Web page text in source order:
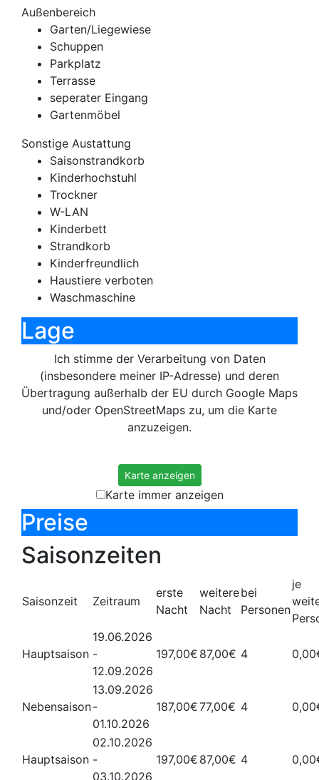
Außenbereich
Garten/Liegewiese
Schuppen
Parkplatz
Terrasse
seperater Eingang
Gartenmöbel
Sonstige Austattung
Saisonstrandkorb
Kinderhochstuhl
Trockner
W-LAN
Kinderbett
Strandkorb
Kinderfreundlich
Haustiere verboten
Waschmaschine
Lage
Ich stimme der Verarbeitung von Daten
(insbesondere meiner IP-Adresse) und deren
Übertragung außerhalb der EU durch Google Maps
und/oder OpenStreetMaps zu, um die Karte
anzuzeigen.
Karte anzeigen
Karte immer anzeigen
Preise
Saisonzeiten
Saisonzeit Zeitraum
erste
Nacht
weitere
Nacht
bei
Personen
je
Hauptsaison
19.06.2026
-
12.09.2026
197,00€ 87,00€ 4
Nebensaison
13.09.2026
-
01.10.2026
187,00€77,00€ 4
Hauptsaison
02.10.2026
-
03.10.2026
197,00€ 87,00€ 4